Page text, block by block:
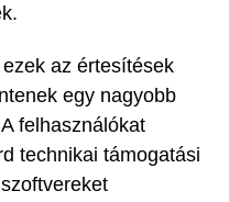
az értesítések
egy nagyobb
felhasználókat
technikai támogatási